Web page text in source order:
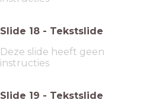
Slide 18 - Tekstslide
Deze slide heeft geen
instructies
Slide 19 - Tekstslide